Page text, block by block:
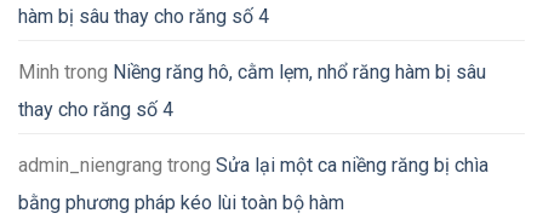
hàm bị sâu thay cho răng số 4
Minh trong Niềng răng hô, cằm lẹm, nhổ răng hàm bị sâu
thay cho răng số 4
admin_niengrang trong Sửa lại một ca niềng răng bị chìa
bằng phương pháp kéo lùi toàn bộ hàm